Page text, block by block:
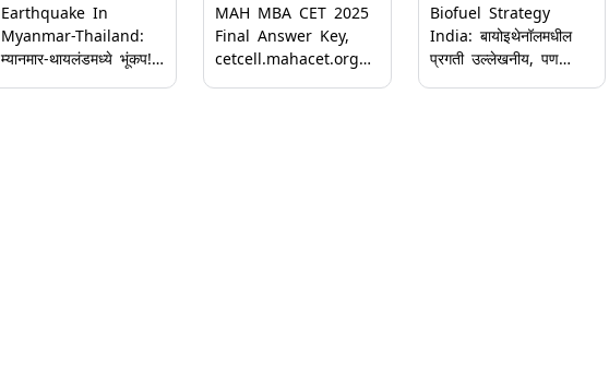
Earthquake In
Myanmar-Thailand:
म्यानमार-थायलंडमध्ये भूंकप!
MAH MBA CET 2025
Final Answer Key,
cetcell.mahacet.org
Biofuel Strategy
India: बायोइथेनॉलमधील
प्रगती उल्लेखनीय, पण